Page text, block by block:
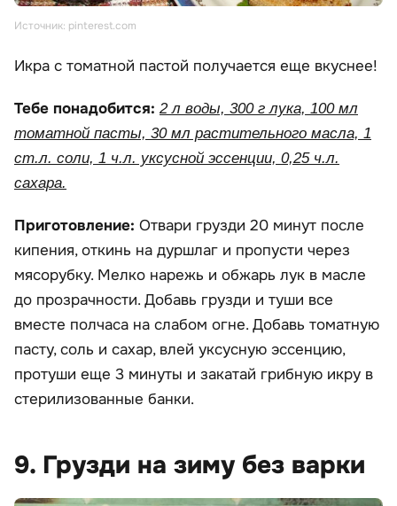
Источник: pinterest.com
Икра с томатной пастой получается еще вкуснее!
Тебе понадобится: 2 л воды, 300 г лука, 100 мл
томатной пасты, 30 мл растительного масла, 1
ст.л. соли, 1 ч.л. уксусной эссенции, 0,25 ч.л.
сахара.
Приготовление: Отвари грузди 20 минут после
кипения, откинь на дуршлаг и пропусти через
мясорубку. Мелко нарежь и обжарь лук в масле
до прозрачности. Добавь грузди и туши все
вместе полчаса на слабом огне. Добавь томатную
пасту, соль и сахар, влей уксусную эссенцию,
протуши еще 3 минуты и закатай грибную икру в
стерилизованные банки.
9. Грузди на зиму без варки